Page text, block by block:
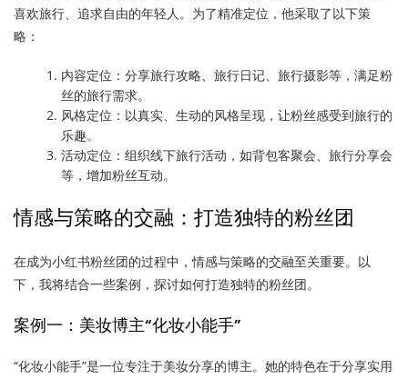
喜欢旅行、追求自由的年轻人。为了精准定位，他采取了以下策
略：
内容定位：分享旅行攻略、旅行日记、旅行摄影等，满足粉
丝的旅行需求。
风格定位：以真实、生动的风格呈现，让粉丝感受到旅行的
乐趣。
活动定位：组织线下旅行活动，如背包客聚会、旅行分享会
等，增加粉丝互动。
情感与策略的交融：打造独特的粉丝团
在成为小红书粉丝团的过程中，情感与策略的交融至关重要。以
下，我将结合一些案例，探讨如何打造独特的粉丝团。
案例一：美妆博主“化妆小能手”
“化妆小能手”是一位专注于美妆分享的博主。她的特色在于分享实用